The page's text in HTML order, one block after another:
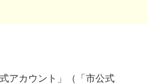
アカウント」（「市公式